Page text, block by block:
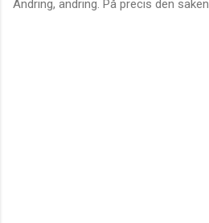
Ändring, ändring. På precis den saken.